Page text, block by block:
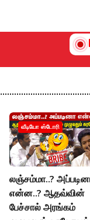
வீடியோ ஸ்டோரி
லஞ்சம்மா..?
என்ன..? ஆதவ்வின்
பேச்சால் அரங்கம்